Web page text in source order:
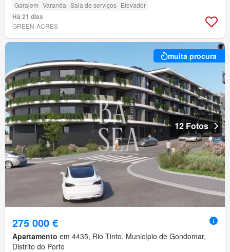
Garajem Varanda Sala de serviços Elevador
Há 21 dias
GREEN-ACRES
muita procura
12 Fotos
275 000 €
Apartamento em 4435, Rio Tinto, Município de Gondomar,
Distrito do Porto